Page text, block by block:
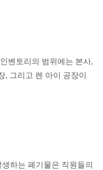
벤토리의 범위에는 본사,
, 그리고 렌 아이 공장이
하는 폐기물은 직원들의